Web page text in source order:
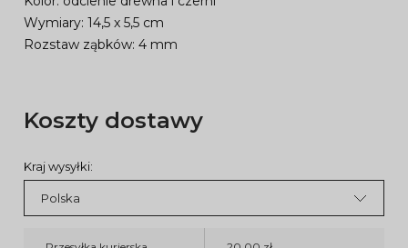
Wymiary: 14,5 x 5,5 cm
Rozstaw ząbków: 4 mm
Koszty dostawy
Kraj wysyłki: